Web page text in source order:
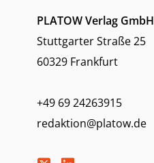
PLATOW Verlag GmbH
Stuttgarter Straße 25
60329 Frankfurt
+49 69 24263915
redaktion@platow.de